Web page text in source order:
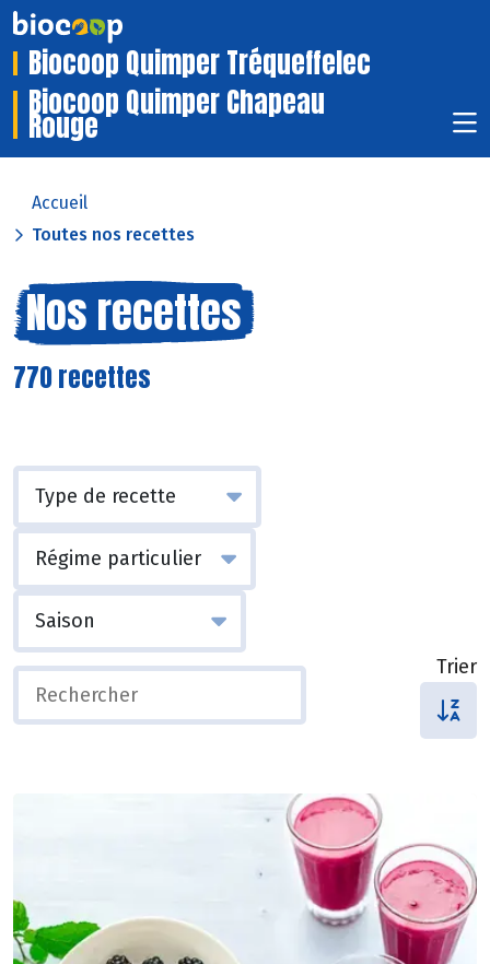
Biocoop Quimper Tréqueffelec
Biocoop Quimper Chapeau
Rouge
Accueil
Toutes nos recettes
Nos recettes
770 recettes
Trier